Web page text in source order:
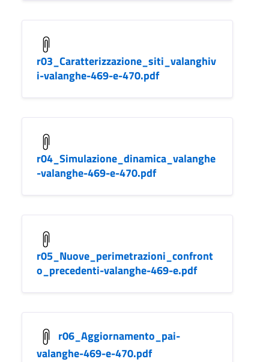
r03_Caratterizzazione_siti_valanghiv
i-valanghe-469-e-470.pdf
r04_Simulazione_dinamica_valanghe
-valanghe-469-e-470.pdf
r05_Nuove_perimetrazioni_confront
o_precedenti-valanghe-469-e.pdf
r06_Aggiornamento_pai-
valanghe-469-e-470.pdf